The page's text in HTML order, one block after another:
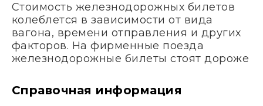
Стоимость железнодорожных билетов
колеблется в зависимости от вида
вагона, времени отправления и других
факторов. На фирменные поезда
железнодорожные билеты стоят дороже
Справочная информация